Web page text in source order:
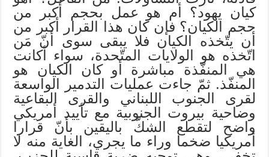
كيان يهود؟ أم هو عمل بحجم أكبر من
حجم الكيان؟ فإن كان هذا القرار أكبر من
أن يتّخذه الكيان فلا يبقى سوى أنّ مَن
اتّخذه هو الولايات المتّحدة، سواء أكانت
هي المنفّذة مباشرة أو كان الكيان هو
المنفّذ. ثمّ جاءت عمليات التدمير الواسعة
لقرى الجنوب اللبناني والقرى البقاعية
وضاحية بيروت الجنوبية مع تأييد أمريكي
واضح لتقطع الشكّ باليقين بأنّ قرارا
أمريكيا ضخما وراء ما يجري، الغاية منه لا